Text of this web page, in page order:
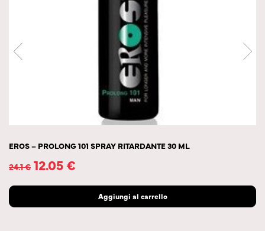
EROS – PROLONG 101 SPRAY RITARDANTE 30 ML
24.1€ 12.05€
Aggiungi al carrello